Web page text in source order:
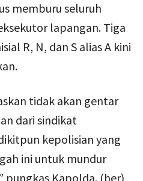
memburu seluruh
lapangan. Tiga
R, N, dan S alias A kini
tidak akan gentar
dari sindikat
kepolisian yang
ini untuk mundur
pungkas Kapolda. (her)